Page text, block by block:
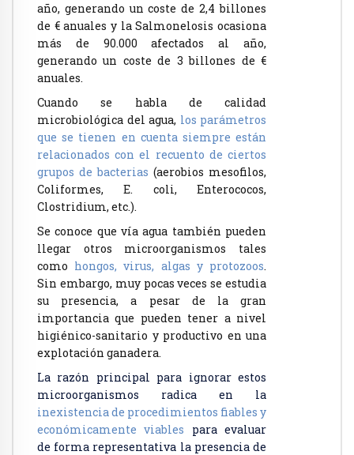
año, generando un coste de 2,4 billones
de € anuales y la Salmonelosis ocasiona
más de 90.000 afectados al año,
generando un coste de 3 billones de €
anuales.
Cuando se habla de calidad
microbiológica del agua, los parámetros
que se tienen en cuenta siempre están
relacionados con el recuento de ciertos
grupos de bacterias (aerobios mesofilos,
Coliformes, E. coli, Enterococos,
Clostridium, etc.).
Se conoce que vía agua también pueden
llegar otros microorganismos tales
como hongos, virus, algas y protozoos.
Sin embargo, muy pocas veces se estudia
su presencia, a pesar de la gran
importancia que pueden tener a nivel
higiénico-sanitario y productivo en una
explotación ganadera.
La razón principal para ignorar estos
microorganismos radica en la
inexistencia de procedimientos fiables y
económicamente viables
para evaluar
de forma representativa la presencia de